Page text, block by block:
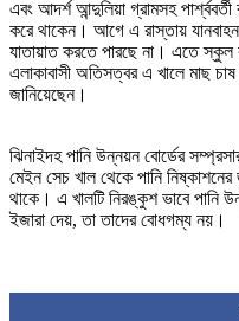
এবং আদর্শ আন্দুলিয়া গ্রামসহ
করে থাকেন। আগে এ রাস্তায়
যাতায়াত করতে পারছে না। এতে স্কুল
এলাকাবাসী অতিসত্বর এ খালে মাছ চাষ
জানিয়েছেন।
ঝিনাইদহ পানি উন্নয়ন বোর্ডের
মেইন সেচ খাল থেকে পানি
থাকে। এ খালটি নিরঙ্কুশ ভাবে পানি
ইজারা দেয়, তা তাদের বোধগম্য নয়।